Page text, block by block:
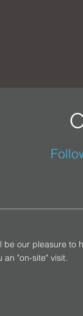
be our pleasure to
"on-site" visit.